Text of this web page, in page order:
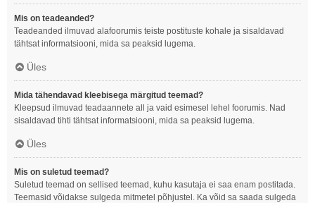
Mis on teadeanded?
Teadeanded ilmuvad alafoorumis teiste postituste kohale ja sisaldavad
tähtsat informatsiooni, mida sa peaksid lugema.
Üles
Mida tähendavad kleebisega märgitud teemad?
Kleepsud ilmuvad teadaannete all ja vaid esimesel lehel foorumis. Nad
sisaldavad tihti tähtsat informatsiooni, mida sa peaksid lugema.
Üles
Mis on suletud teemad?
Suletud teemad on sellised teemad, kuhu kasutaja ei saa enam postitada.
Teemasid võidakse sulgeda mitmetel põhjustel. Ka võid sa saada sulgeda